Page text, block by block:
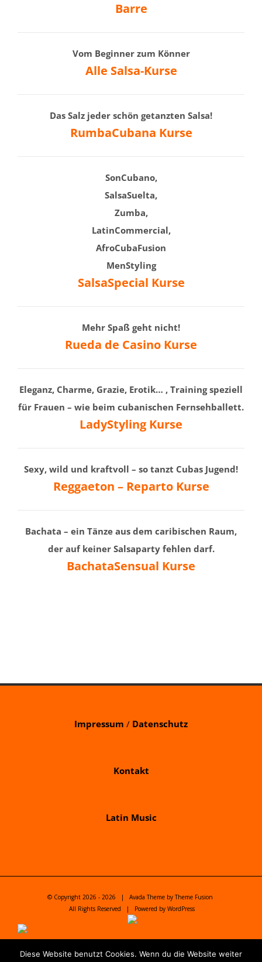
Barre
Vom Beginner zum Könner
Alle Salsa-Kurse
Das Salz jeder schön getanzten Salsa!
RumbaCubana Kurse
SonCubano,
SalsaSuelta,
Zumba,
LatinCommercial,
AfroCubaFusion
MenStyling
SalsaSpecial Kurse
Mehr Spaß geht nicht!
Rueda de Casino Kurse
Eleganz, Charme, Grazie, Erotik… , Training speziell
für Frauen – wie beim cubanischen Fernsehballett.
LadyStyling Kurse
Sexy, wild und kraftvoll – so tanzt Cubas Jugend!
Reggaeton – Reparto Kurse
Bachata – ein Tänze aus dem caribischen Raum,
der auf keiner Salsaparty fehlen darf.
BachataSensual Kurse
Impressum / Datenschutz
Kontakt
Latin Music
© Copyright 2026 - 2026 | Avada Theme byTheme Fusion
All Rights Reserved | Powered by WordPress
Diese Website benutzt Cookies. Wenn du die Website weiter